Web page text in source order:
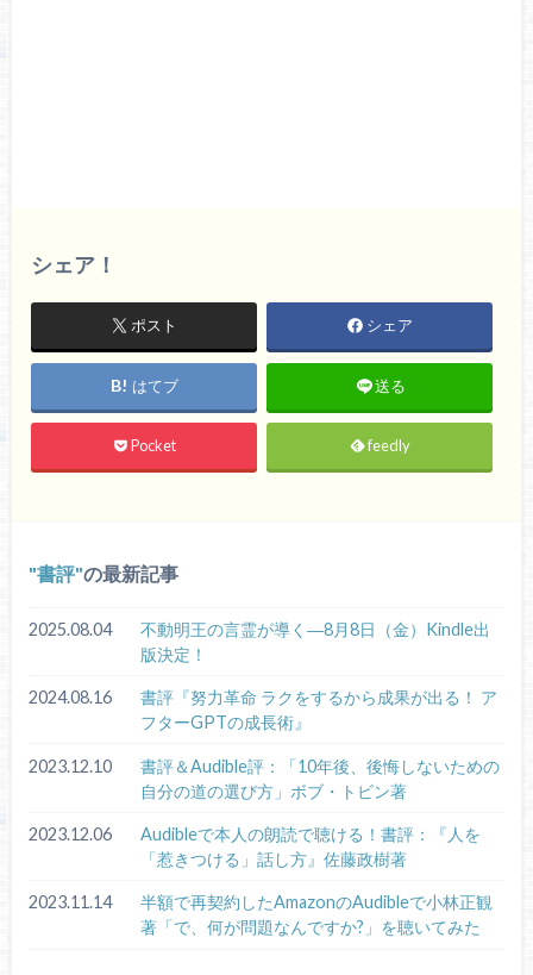
シェア！
ポスト シェア
はてブ 送る
Pocket feedly
書評 の最新記事
2025.08.04
不動明王の言霊が導く―8月8日（金）Kindle出
版決定！
2024.08.16
書評『努力革命 ラクをするから成果が出る！ ア
フターGPTの成長術』
2023.12.10
書評＆Audible評：「10年後、後悔しないための
自分の道の選び方」ボブ・トビン著
2023.12.06
Audibleで本人の朗読で聴ける！書評：『人を
「惹きつける」話し方』佐藤政樹著
2023.11.14
半額で再契約したAmazonのAudibleで小林正観
著「で、何が問題なんですか?」を聴いてみた